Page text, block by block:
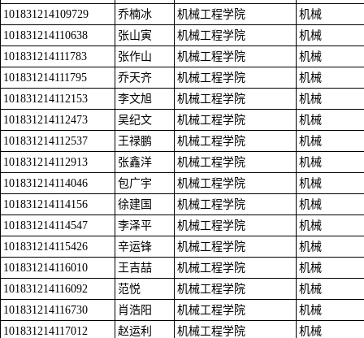
101831214109729
乔楠冰 机械工程学院
机械
101831214110638
张山寅 机械工程学院
机械
101831214111783
张作山 机械工程学院
机械
101831214111795
乔天齐 机械工程学院
机械
101831214112153
李文旭 机械工程学院
机械
101831214112473
吴纪文 机械工程学院
机械
101831214112537
王禄鹏 机械工程学院
机械
101831214112913
张鑫洋 机械工程学院
机械
101831214114046
包广宇 机械工程学院
机械
101831214114156
徐建国 机械工程学院
机械
101831214114547
李泽平 机械工程学院
机械
101831214115426
辛运锋 机械工程学院
机械
101831214116010
王吉喆 机械工程学院
机械
101831214116092
范悦 机械工程学院
机械
101831214116730
肖浩阳 机械工程学院
机械
101831214117012
赵运利 机械工程学院
机械